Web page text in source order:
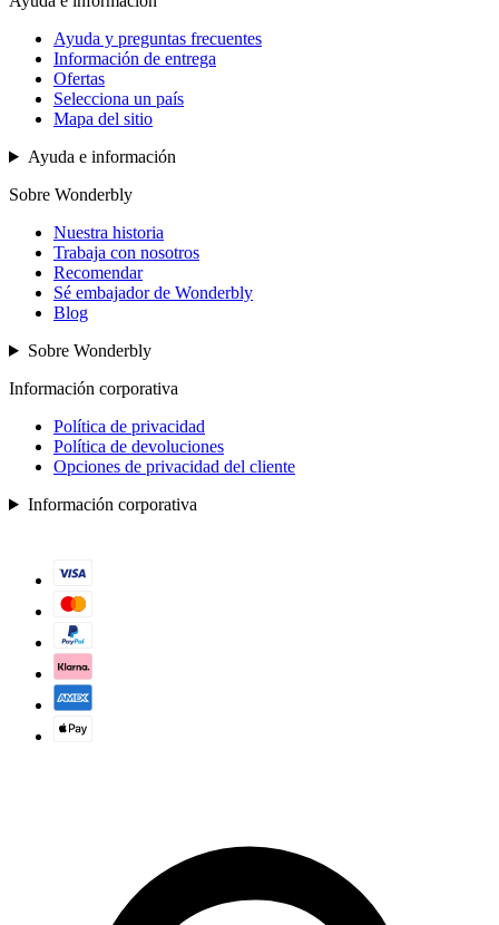
Ayuda y preguntas frecuentes
Información de entrega
Ofertas
Selecciona un país
Mapa del sitio
Ayuda e información
Sobre Wonderbly
Nuestra historia
Trabaja con nosotros
Recomendar
Sé embajador de Wonderbly
Blog
Sobre Wonderbly
Información corporativa
Política de privacidad
Política de devoluciones
Opciones de privacidad del cliente
Información corporativa